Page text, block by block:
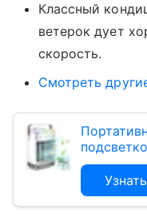
Классный
ветерок дует
скорость.
Смотреть